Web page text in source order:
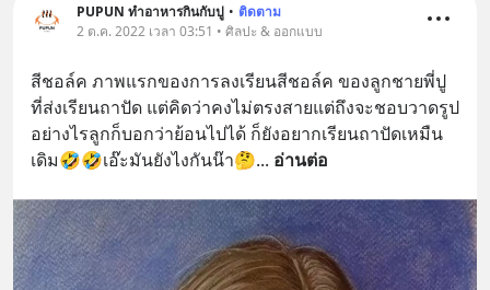
PUPUN ทำอาหารกินกับปู • ติดตาม
2 ต.ค. 2022 เวลา 03:51 • ศิลปะ & ออกแบบ
สีชอล์ค ภาพแรกของการลงเรียนสีชอล์ค ของลูกชายพี่ปู
ที่ส่งเรียนถาปัด แต่คิดว่าคงไม่ตรงสายแต่ถึงจะชอบวาดรูป
อย่างไรลูกก็บอกว่าย้อนไปได้ ก็ยังอยากเรียนถาปัดเหมืน
เดิม🤣🤣เอ๊ะมันยังไงกันน๊า🤔... อ่านต่อ